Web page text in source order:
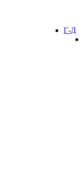
Г-Д